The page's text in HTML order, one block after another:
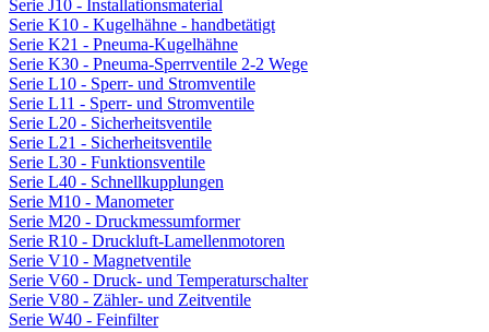
Serie J10 - Installationsmaterial
Serie K10 - Kugelhähne - handbetätigt
Serie K21 - Pneuma-Kugelhähne
Serie K30 - Pneuma-Sperrventile 2-2 Wege
Serie L10 - Sperr- und Stromventile
Serie L11 - Sperr- und Stromventile
Serie L20 - Sicherheitsventile
Serie L21 - Sicherheitsventile
Serie L30 - Funktionsventile
Serie L40 - Schnellkupplungen
Serie M10 - Manometer
Serie M20 - Druckmessumformer
Serie R10 - Druckluft-Lamellenmotoren
Serie V10 - Magnetventile
Serie V60 - Druck- und Temperaturschalter
Serie V80 - Zähler- und Zeitventile
Serie W40 - Feinfilter